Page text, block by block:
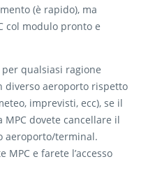
(è rapido), ma
col modulo pronto e
per qualsiasi ragione
diverso aeroporto rispetto
imprevisti, ecc), se il
dovete cancellare il
aeroporto/terminal.
MPC e farete l’accesso